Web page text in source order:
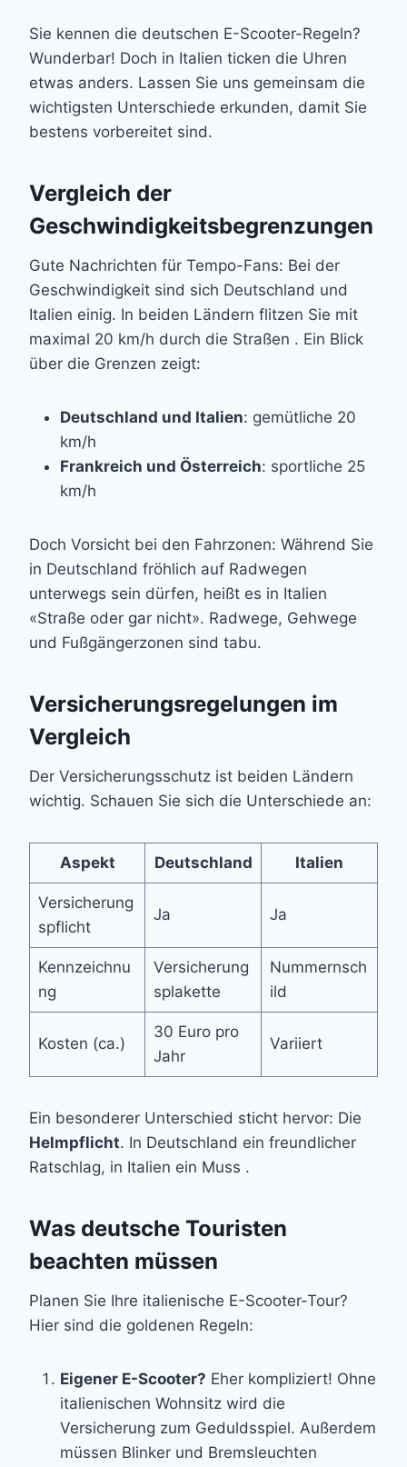
Sie kennen die deutschen E-Scooter-Regeln?
Wunderbar! Doch in Italien ticken die Uhren
etwas anders. Lassen Sie uns gemeinsam die
wichtigsten Unterschiede erkunden, damit Sie
bestens vorbereitet sind.
Vergleich der
Geschwindigkeitsbegrenzungen
Gute Nachrichten für Tempo-Fans: Bei der
Geschwindigkeit sind sich Deutschland und
Italien einig. In beiden Ländern flitzen Sie mit
maximal 20 km/h durch die Straßen . Ein Blick
über die Grenzen zeigt:
Deutschland und Italien: gemütliche 20
km/h
Frankreich und Österreich: sportliche 25
km/h
Doch Vorsicht bei den Fahrzonen: Während Sie
in Deutschland fröhlich auf Radwegen
unterwegs sein dürfen, heißt es in Italien
«Straße oder gar nicht». Radwege, Gehwege
und Fußgängerzonen sind tabu.
Versicherungsregelungen im
Vergleich
Der Versicherungsschutz ist beiden Ländern
wichtig. Schauen Sie sich die Unterschiede an:
Aspekt Deutschland Italien
Versicherung
spflicht
Ja Ja
Kennzeichnu
ng
Versicherung
splakette
Nummernsch
ild
Kosten (ca.)
30 Euro pro
Jahr
Variiert
Ein besonderer Unterschied sticht hervor: Die
Helmpflicht. In Deutschland ein freundlicher
Ratschlag, in Italien ein Muss .
Was deutsche Touristen
beachten müssen
Planen Sie Ihre italienische E-Scooter-Tour?
Hier sind die goldenen Regeln:
Eigener E-Scooter? Eher kompliziert! Ohne
italienischen Wohnsitz wird die
Versicherung zum Geduldsspiel. Außerdem
müssen Blinker und Bremsleuchten